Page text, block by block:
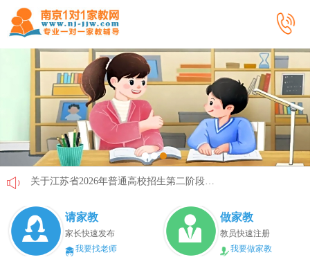
省教育厅最新发文！事关2026年普通高校综合评价招生改革
我市2026年春季学期学生资助申请开始
请家教
家长快速发布
我要找老师
做家教
教员快速注册
我要做家教